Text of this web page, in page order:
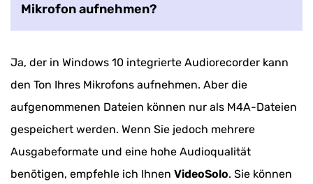
Mikrofon aufnehmen?
Ja, der in Windows 10 integrierte Audiorecorder kann
den Ton Ihres Mikrofons aufnehmen. Aber die
aufgenommenen Dateien können nur als M4A-Dateien
gespeichert werden. Wenn Sie jedoch mehrere
Ausgabeformate und eine hohe Audioqualität
benötigen, empfehle ich Ihnen VideoSolo. Sie können